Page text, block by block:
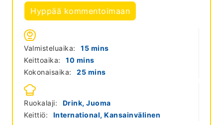
Hyppää kommentoimaan
Valmisteluaika: 15minutes
mins
Keittoaika:
10 minutes
mins
Kokonaisaika:
25minutes
mins
Ruokalaji:
Drink, Juoma
Keittiö:
International, Kansainvälinen